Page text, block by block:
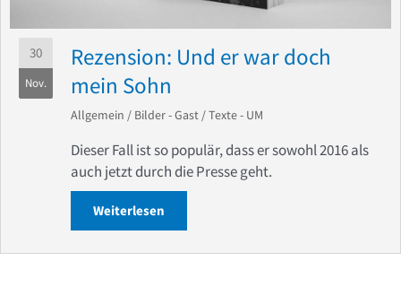
30
Nov.
Rezension: Und er war doch
mein Sohn
Allgemein / Bilder - Gast /Texte - UM
Dieser Fall ist so populär, dass er sowohl 2016 als
auch jetzt durch die Presse geht.
Weiterlesen